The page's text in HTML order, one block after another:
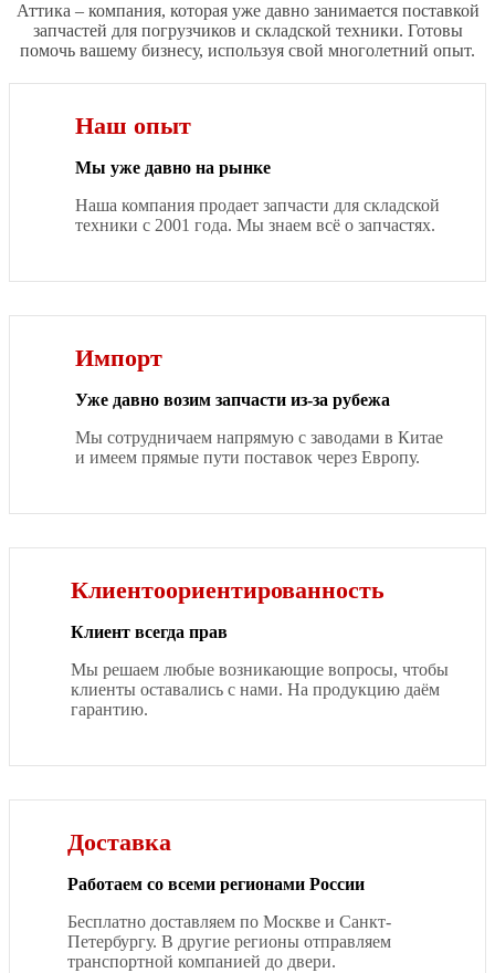
Аттика – компания, которая уже давно занимается поставкой
запчастей для погрузчиков и складской техники. Готовы
помочь вашему бизнесу, используя свой многолетний опыт.
Наш опыт
Мы уже давно на рынке
Наша компания продает запчасти для складской
техники с 2001 года. Мы знаем всё о запчастях.
Импорт
Уже давно возим запчасти из-за рубежа
Мы сотрудничаем напрямую с заводами в Китае
и имеем прямые пути поставок через Европу.
Клиентоориентированность
Клиент всегда прав
Мы решаем любые возникающие вопросы, чтобы
клиенты оставались с нами. На продукцию даём
гарантию.
Доставка
Работаем со всеми регионами России
Бесплатно доставляем по Москве и Санкт-
Петербургу. В другие регионы отправляем
транспортной компанией до двери.